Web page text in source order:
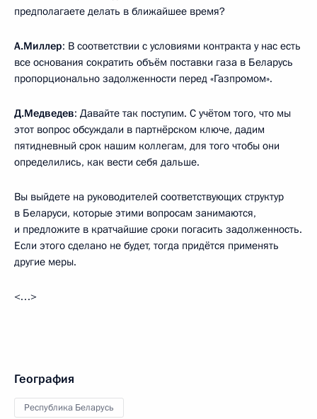
предполагаете делать в ближайшее время?
А.Миллер: В соответствии с условиями контракта у нас есть
все основания сократить объём поставки газа в Беларусь
пропорционально задолженности перед «Газпромом».
Д.Медведев: Давайте так поступим. С учётом того, что мы
этот вопрос обсуждали в партнёрском ключе, дадим
пятидневный срок нашим коллегам, для того чтобы они
определились, как вести себя дальше.
Вы выйдете на руководителей соответствующих структур
в Беларуси, которые этими вопросам занимаются,
и предложите в кратчайшие сроки погасить задолженность.
Если этого сделано не будет, тогда придётся применять
другие меры.
<…>
География
Республика Беларусь